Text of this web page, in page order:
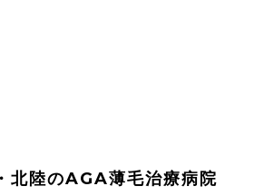
北陸のAGA薄毛治療病院